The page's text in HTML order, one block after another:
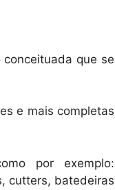
conceituada que se
e mais completas
por exemplo:
cutters, batedeiras